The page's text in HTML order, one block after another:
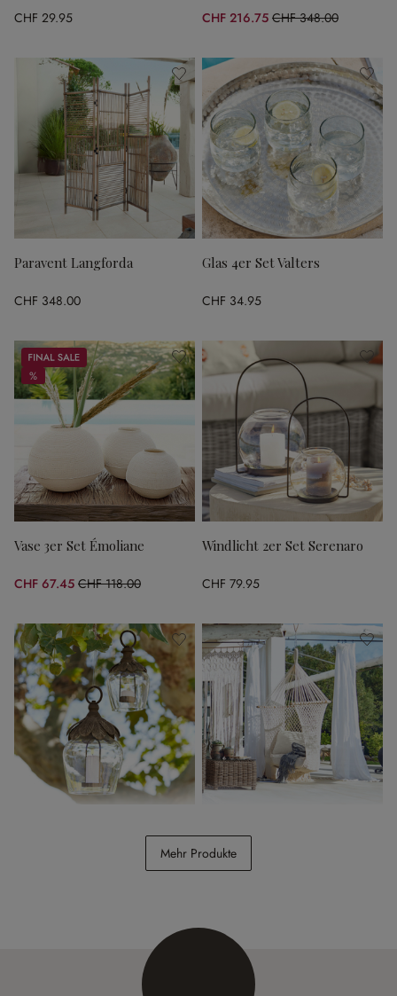
CHF 29.95 CHF 216.75 CHF 348.00
(37.72% gespart)
Paravent Langforda
CHF 348.00
Glas 4er Set Valters
CHF 34.95
Sale
%
%
Vase 3er Set Émoliane
CHF 67.45 CHF 118.00
(42.84% gespart)
Windlicht 2er Set Serenaro
CHF 79.95
CHF 389.00
Mehr Produkte